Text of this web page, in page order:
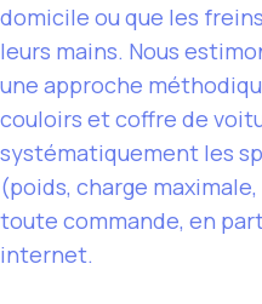
domicile ou que les
leurs mains. Nous
une approche
couloirs et coffre de
systématiquement les
(poids, charge
toute commande, en
internet.